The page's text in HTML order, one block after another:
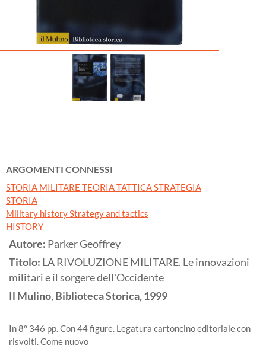
ARGOMENTI CONNESSI
STORIA MILITARE TEORIA TATTICA STRATEGIA
STORIA
Military history Strategy and tactics
HISTORY
Autore: Parker Geoffrey
Titolo: LA RIVOLUZIONE MILITARE. Le innovazioni
militari e il sorgere dell'Occidente
Il Mulino, Biblioteca Storica,1999
In 8° 346 pp. Con 44 figure. Legatura cartoncino editoriale con
risvolti. Come nuovo